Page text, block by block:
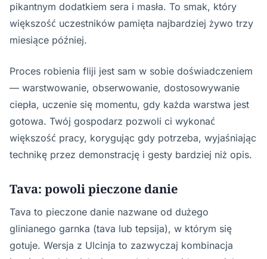
pikantnym dodatkiem sera i masła. To smak, który
większość uczestników pamięta najbardziej żywo trzy
miesiące później.
Proces robienia fliji jest sam w sobie doświadczeniem
— warstwowanie, obserwowanie, dostosowywanie
ciepła, uczenie się momentu, gdy każda warstwa jest
gotowa. Twój gospodarz pozwoli ci wykonać
większość pracy, korygując gdy potrzeba, wyjaśniając
technikę przez demonstrację i gesty bardziej niż opis.
Tava: powoli pieczone danie
Tava to pieczone danie nazwane od dużego
glinianego garnka (tava lub tepsija), w którym się
gotuje. Wersja z Ulcinja to zazwyczaj kombinacja